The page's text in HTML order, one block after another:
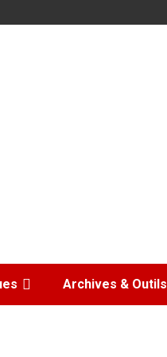
Archives & Outils